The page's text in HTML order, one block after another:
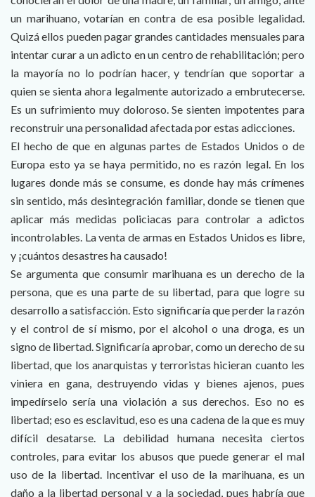
un marihuano, votarían en contra de esa posible legalidad.
Quizá ellos pueden pagar grandes cantidades mensuales para
intentar curar a un adicto en un centro de rehabilitación; pero
la mayoría no lo podrían hacer, y tendrían que soportar a
quien se sienta ahora legalmente autorizado a embrutecerse.
Es un sufrimiento muy doloroso. Se sienten impotentes para
reconstruir una personalidad afectada por estas adicciones.
El hecho de que en algunas partes de Estados Unidos o de
Europa esto ya se haya permitido, no es razón legal. En los
lugares donde más se consume, es donde hay más crímenes
sin sentido, más desintegración familiar, donde se tienen que
aplicar más medidas policiacas para controlar a adictos
incontrolables. La venta de armas en Estados Unidos es libre,
y ¡cuántos desastres ha causado!
Se argumenta que consumir marihuana es un derecho de la
persona, que es una parte de su libertad, para que logre su
desarrollo a satisfacción. Esto significaría que perder la razón
y el control de sí mismo, por el alcohol o una droga, es un
signo de libertad. Significaría aprobar, como un derecho de su
libertad, que los anarquistas y terroristas hicieran cuanto les
viniera en gana, destruyendo vidas y bienes ajenos, pues
impedírselo sería una violación a sus derechos. Eso no es
libertad; eso es esclavitud, eso es una cadena de la que es muy
difícil desatarse. La debilidad humana necesita ciertos
controles, para evitar los abusos que puede generar el mal
uso de la libertad. Incentivar el uso de la marihuana, es un
daño a la libertad personal y a la sociedad, pues habría que